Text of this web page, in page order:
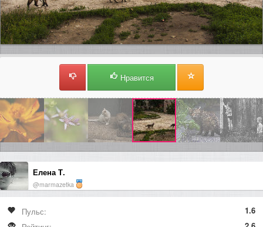
Нравится
Елена Т.
@marmazetka
Пульс:
1.6